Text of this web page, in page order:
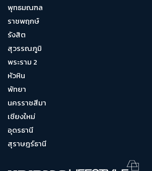
พุทธมณฑล
ราชพฤกษ์
รังสิต
สุวรรณภูมิ
พระราม 2
หัวหิน
พัทยา
นครราชสีมา
เชียงใหม่
อุดรธานี
สุราษฎร์ธานี